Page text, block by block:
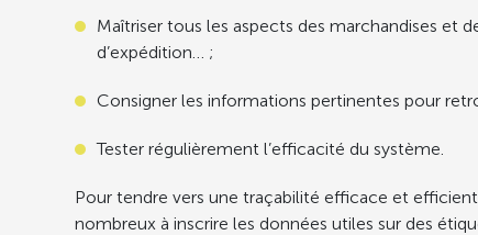
Maîtriser tous les aspects des marchandises
d’expédition… ;
Consigner les informations pertinentes pour
Tester régulièrement l’efficacité du système.
Pour tendre vers une traçabilité efficace et
nombreux à inscrire les données utiles sur des